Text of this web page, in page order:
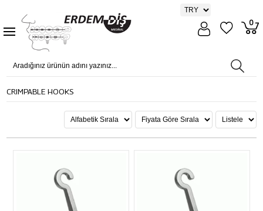
0
CRIMPABLE HOOKS